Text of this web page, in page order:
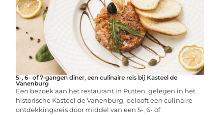
5-, 6- of 7-gangen diner, een culinaire reis bij Kasteel de
Vanenburg
Een bezoek aan het restaurant in Putten, gelegen in het
historische Kasteel de Vanenburg, belooft een culinaire
ontdekkingsreis door middel van een 5-, 6- of